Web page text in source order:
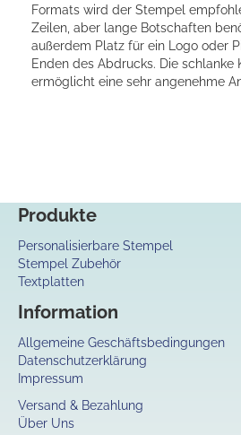
Formats wird der Stempel
Zeilen, aber lange Botschaften
außerdem Platz für ein Logo oder
Enden des Abdrucks. Die schlanke
ermöglicht eine sehr angenehme
Produkte
Personalisierbare Stempel
Stempel Zubehör
Textplatten
Information
Allgemeine Geschäftsbedingungen
Datenschutzerklärung
Impressum
Versand & Bezahlung
Über Uns